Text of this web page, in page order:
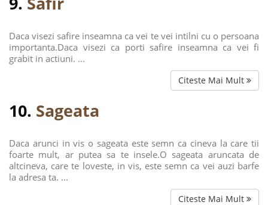
Daca visezi safire inseamna ca vei te vei intilni cu o persoana
importanta.Daca visezi ca porti safire inseamna ca vei fi
grabit in actiuni. ...
Citeste Mai Mult
10. Sageata
Daca arunci in vis o sageata este semn ca cineva la care tii
foarte mult, ar putea sa te insele.O sageata aruncata de
altcineva, care te loveste, in vis, este semn ca vei auzi barfe
la adresa ta. ...
Citeste Mai Mult